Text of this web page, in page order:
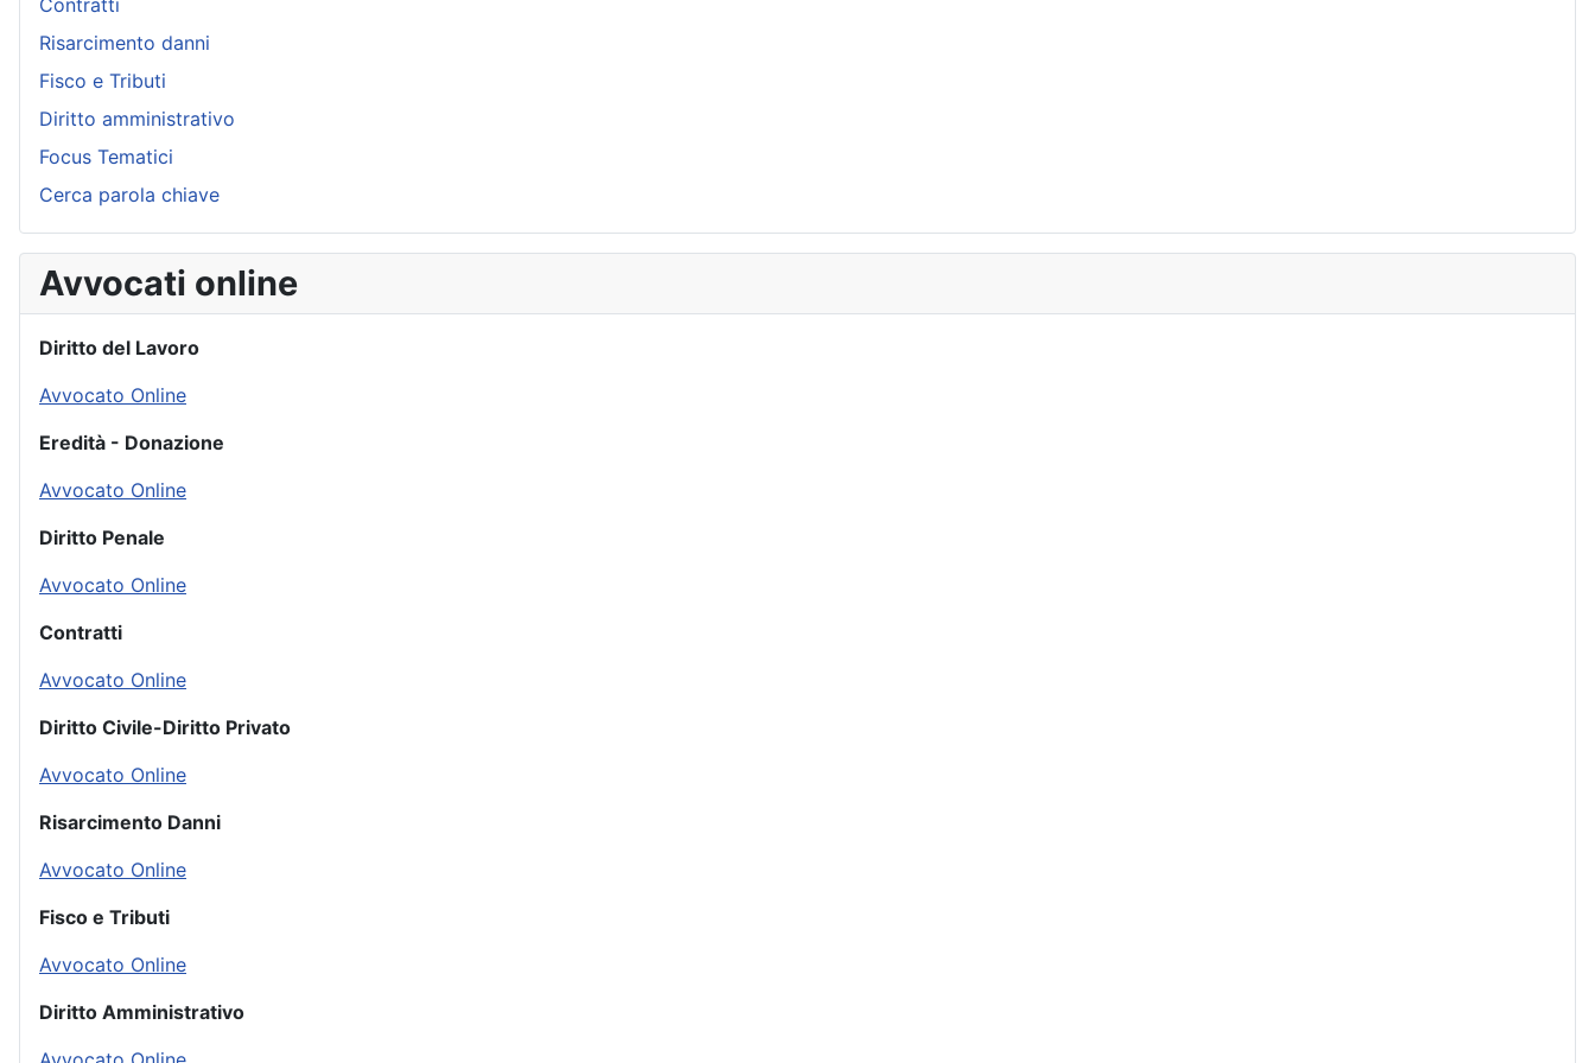
Contratti
Risarcimento danni
Fisco e Tributi
Diritto amministrativo
Focus Tematici
Cerca parola chiave
Avvocati online
Diritto del Lavoro
Avvocato Online
Eredità - Donazione
Avvocato Online
Diritto Penale
Avvocato Online
Contratti
Avvocato Online
Diritto Civile-Diritto Privato
Avvocato Online
Risarcimento Danni
Avvocato Online
Fisco e Tributi
Avvocato Online
Diritto Amministrativo